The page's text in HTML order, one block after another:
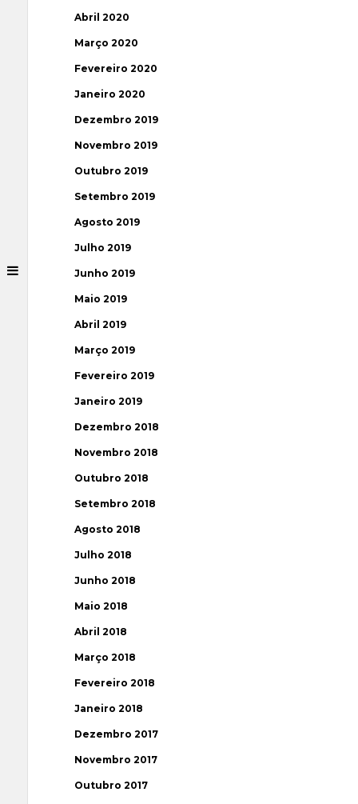
Abril 2020
Março 2020
Fevereiro 2020
Janeiro 2020
Dezembro 2019
Novembro 2019
Outubro 2019
Setembro 2019
Agosto 2019
Julho 2019
Junho 2019
Maio 2019
Abril 2019
Março 2019
Fevereiro 2019
Janeiro 2019
Dezembro 2018
Novembro 2018
Outubro 2018
Setembro 2018
Agosto 2018
Julho 2018
Junho 2018
Maio 2018
Abril 2018
Março 2018
Fevereiro 2018
Janeiro 2018
Dezembro 2017
Novembro 2017
Outubro 2017